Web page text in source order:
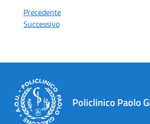
Precedente
Successivo
Policlinico Paolo